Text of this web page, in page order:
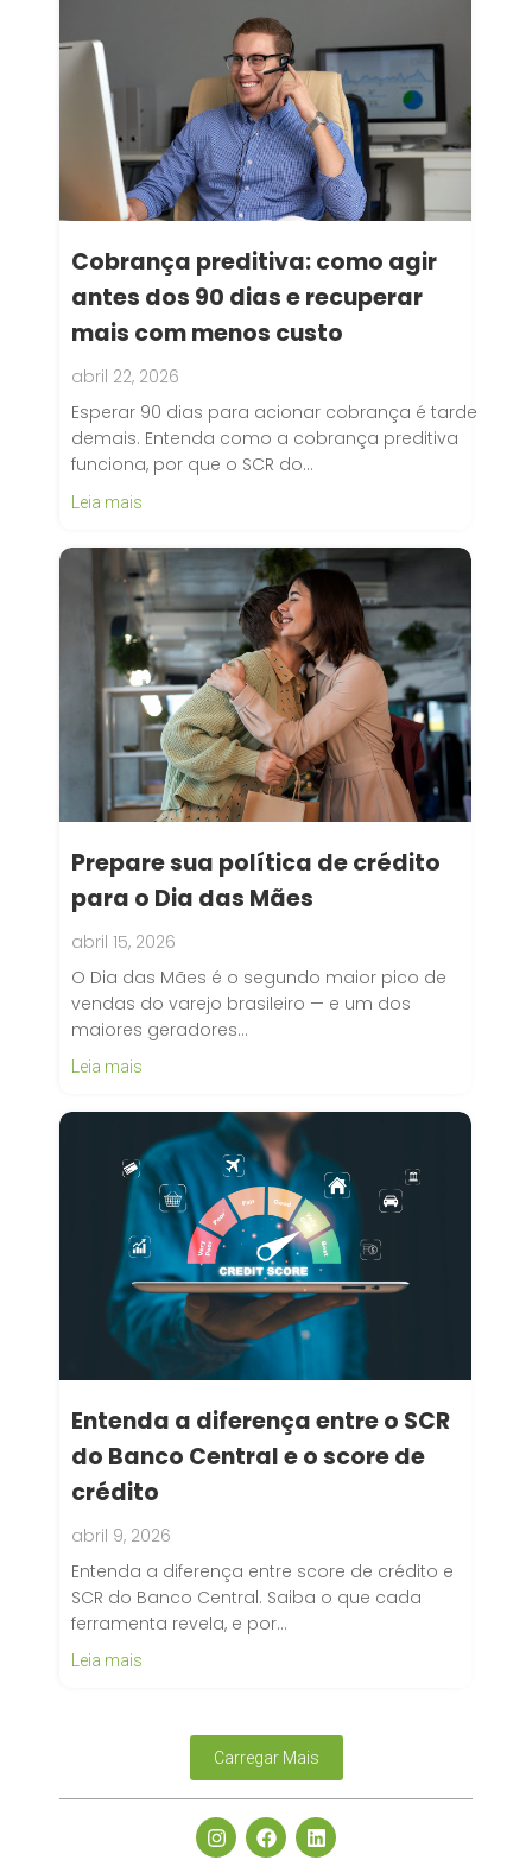
Cobrança preditiva: como agir
antes dos 90 dias e recuperar
mais com menos custo
abril 22, 2026
Esperar 90 dias para acionar cobrança é tarde
demais. Entenda como a cobrança preditiva
funciona, por que o SCR do…
Leia mais
Prepare sua política de crédito
para o Dia das Mães
abril 15, 2026
O Dia das Mães é o segundo maior pico de
vendas do varejo brasileiro — e um dos
maiores geradores…
Leia mais
Entenda a diferença entre o SCR
do Banco Central e o score de
crédito
abril 9, 2026
Entenda a diferença entre score de crédito e
SCR do Banco Central. Saiba o que cada
ferramenta revela, e por…
Leia mais
Carregar Mais